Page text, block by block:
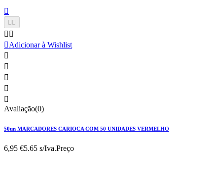


 
Adicionar à Wishlist





Avaliação(0)
50un MARCADORES CARIOCA COM 50 UNIDADES VERMELHO
6,95 €5.65 s/Iva.Preço